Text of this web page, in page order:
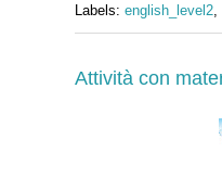
Labels: english_level2
Attività con